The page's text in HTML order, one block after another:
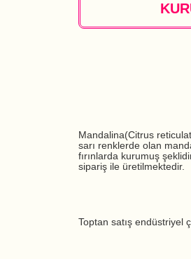
Mandalina(Citrus
sarı renklerde olan
fırınlarda kurumuş
sipariş ile üretilmektedir.
Toptan satış endüstriyel